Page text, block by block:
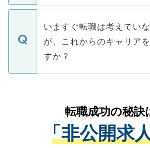
関を公にしてしまうと、応
に、医療機関が求める条件に
みを人材紹介会社に依頼する
ています。
定を承諾する必要はありま
の辞退の連絡はキャリアパー
個人情報が漏えいすること
で、ご安心ください。当サイ
などで収集したご登録者様の
ご本人のキャリアアップおよ
支援を目的に使用いたします
ているすべての個人データ
は、個人情報の取り扱いにつ
管理基準を満たした事業者の
る、プライバシーマークを取
いますぐ転職は考えてい
が、これからのキャリア
すか？
かがいして、現在の医療機関
経験をまじえながら、適切な
させていただきます。すぐに
ない方には、長期的なサポー
転職成功の秘訣
「非公開求